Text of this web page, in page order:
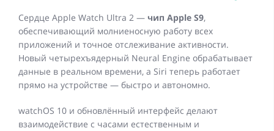
Сердце Apple Watch Ultra 2 — чип Apple S9,
обеспечивающий молниеносную работу всех
приложений и точное отслеживание активности.
Новый четырехъядерный Neural Engine обрабатывает
данные в реальном времени, а Siri теперь работает
прямо на устройстве — быстро и автономно.
watchOS 10 и обновлённый интерфейс делают
взаимодействие с часами естественным и